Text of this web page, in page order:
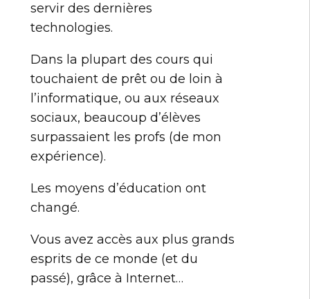
servir des dernières
technologies.
Dans la plupart des cours qui
touchaient de prêt ou de loin à
l’informatique, ou aux réseaux
sociaux, beaucoup d’élèves
surpassaient les profs (de mon
expérience).
Les moyens d’éducation ont
changé.
Vous avez accès aux plus grands
esprits de ce monde (et du
passé), grâce à Internet…